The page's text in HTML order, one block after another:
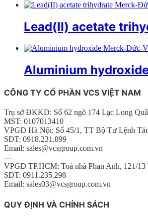
Lead(II) acetate
Aluminium
CÔNG TY CỔ PHẦN VCS VIỆT NAM
Trụ sở ĐKKD: Số 62 ngõ 174 Lạc Long
MST: 0107013410
VPGD Hà Nội: Số 45/1, TT Bộ Tư Lệnh
SĐT: 0918.231.899
Email: sales@vcsgroup.com.vn
---
VPGD TP.HCM: Toà nhà Phan Anh, 121/
SĐT: 0911.235.298
Email: sales03@vcsgroup.com.vn
QUY ĐỊNH VÀ CHÍNH SÁCH